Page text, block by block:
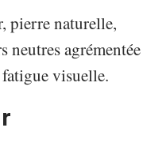
pierre naturelle,
neutres agrémentée
fatigue visuelle.